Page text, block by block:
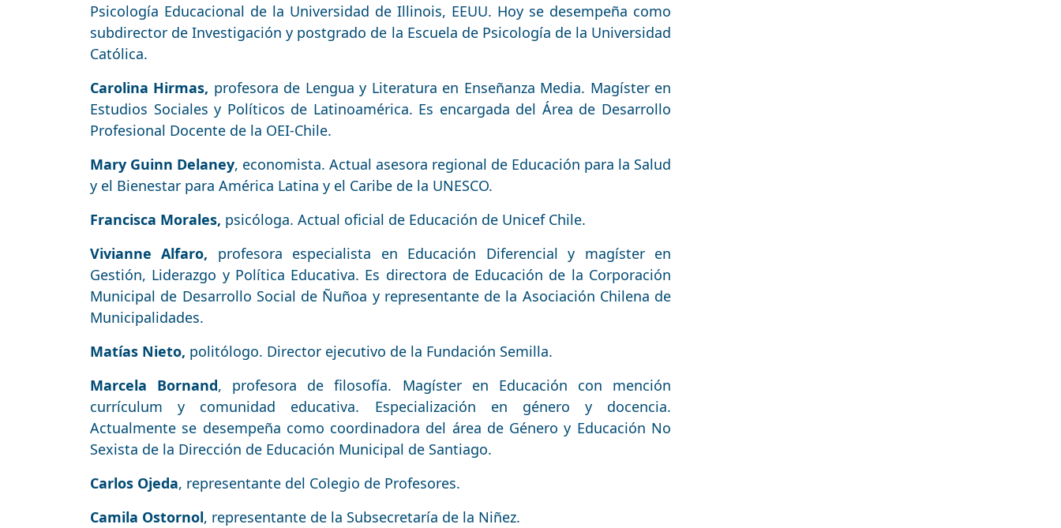
Psicología Educacional de la Universidad de Illinois, EEUU. Hoy se desempeña como
subdirector de Investigación y postgrado de la Escuela de Psicología de la Universidad
Católica.
Carolina Hirmas, profesora de Lengua y Literatura en Enseñanza Media. Magíster en
Estudios Sociales y Políticos de Latinoamérica. Es encargada del Área de Desarrollo
Profesional Docente de la OEI-Chile.
Mary Guinn Delaney, economista. Actual asesora regional de Educación para la Salud
y el Bienestar para América Latina y el Caribe de la UNESCO.
Francisca Morales, psicóloga. Actual oficial de Educación de Unicef Chile.
Vivianne Alfaro, profesora especialista en Educación Diferencial y magíster en
Gestión, Liderazgo y Política Educativa. Es directora de Educación de la Corporación
Municipal de Desarrollo Social de Ñuñoa y representante de la Asociación Chilena de
Municipalidades.
Matías Nieto, politólogo. Director ejecutivo de la Fundación Semilla.
Marcela Bornand, profesora de filosofía. Magíster en Educación con mención
currículum y comunidad educativa. Especialización en género y docencia.
Actualmente se desempeña como coordinadora del área de Género y Educación No
Sexista de la Dirección de Educación Municipal de Santiago.
Carlos Ojeda, representante del Colegio de Profesores.
Camila Ostornol, representante de la Subsecretaría de la Niñez.